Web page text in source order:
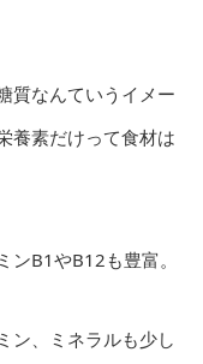
質なんていうイメー
養素だけって食材は
B1やB12も豊富。
ン、ミネラルも少し